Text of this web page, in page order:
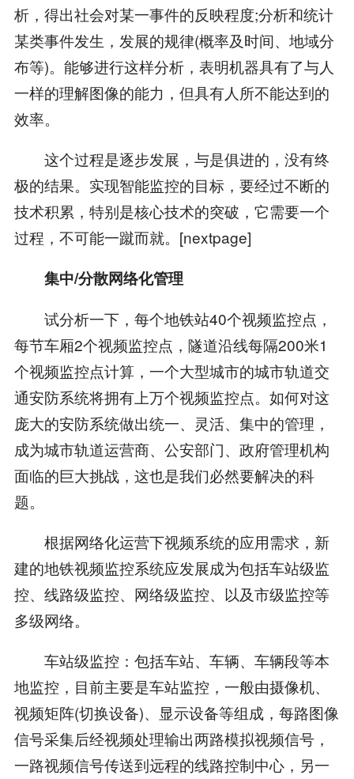
析，得出社会对某一事件的反映程度;分析和统计
某类事件发生，发展的规律(概率及时间、地域分
布等)。能够进行这样分析，表明机器具有了与人
一样的理解图像的能力，但具有人所不能达到的
效率。
这个过程是逐步发展，与是俱进的，没有终
极的结果。实现智能监控的目标，要经过不断的
技术积累，特别是核心技术的突破，它需要一个
过程，不可能一蹴而就。[nextpage]
集中/分散网络化管理
试分析一下，每个地铁站40个视频监控点，
每节车厢2个视频监控点，隧道沿线每隔200米1
个视频监控点计算，一个大型城市的城市轨道交
通安防系统将拥有上万个视频监控点。如何对这
庞大的安防系统做出统一、灵活、集中的管理，
成为城市轨道运营商、公安部门、政府管理机构
面临的巨大挑战，这也是我们必然要解决的科
题。
根据网络化运营下视频系统的应用需求，新
建的地铁视频监控系统应发展成为包括车站级监
控、线路级监控、网络级监控、以及市级监控等
多级网络。
车站级监控：包括车站、车辆、车辆段等本
地监控，目前主要是车站监控，一般由摄像机、
视频矩阵(切换设备)、显示设备等组成，每路图像
信号采集后经视频处理输出两路模拟视频信号，
一路视频信号传送到远程的线路控制中心，另一